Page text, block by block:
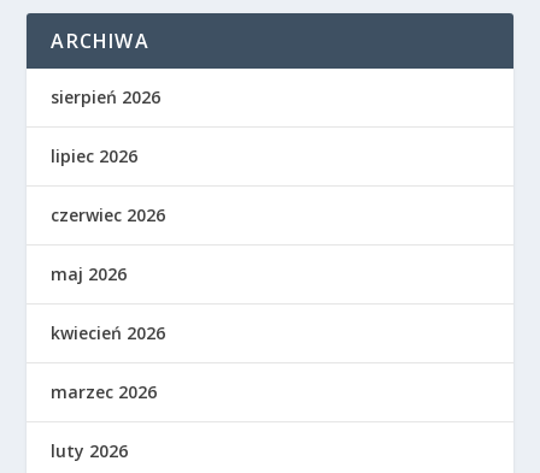
ARCHIWA
sierpień 2026
lipiec 2026
czerwiec 2026
maj 2026
kwiecień 2026
marzec 2026
luty 2026